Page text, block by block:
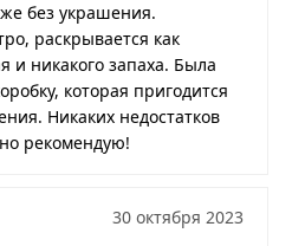
без украшения.
раскрывается как
и никакого запаха. Была
которая пригодится
Никаких недостатков
рекомендую!
30 октября 2023